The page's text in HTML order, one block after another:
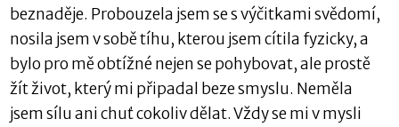
beznaděje. Probouzela jsem se s výčitkami svědomí,
nosila jsem v sobě tíhu, kterou jsem cítila fyzicky, a
bylo pro mě obtížné nejen se pohybovat, ale prostě
žít život, který mi připadal beze smyslu. Neměla
jsem sílu ani chuť cokoliv dělat. Vždy se mi v mysli